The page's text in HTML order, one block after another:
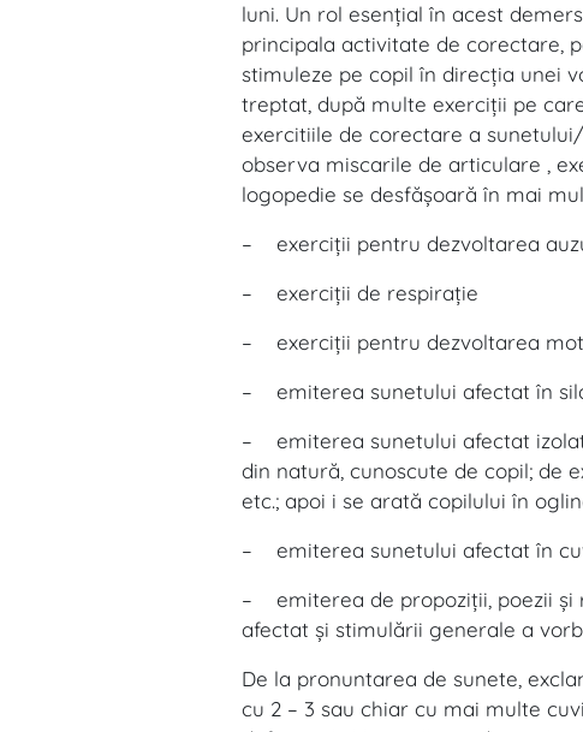
luni. Un rol esenţial în acest
principala activitate de corectare,
stimuleze pe copil în direcţia unei
treptat, după multe exerciţii pe
exercitiile de corectare a
observa miscarile de articulare ,
logopedie se desfăşoară în mai
– exerciţii pentru dezvoltarea
– exerciţii de respiraţie
– exerciţii pentru dezvoltarea
– emiterea sunetului afectat în
– emiterea sunetului afectat
din natură, cunoscute de copil; de
etc.; apoi i se arată copilului în
– emiterea sunetului afectat în
– emiterea de propoziţii, poezii şi
afectat şi stimulării generale a
De la pronuntarea de sunete,
cu 2 – 3 sau chiar cu mai multe